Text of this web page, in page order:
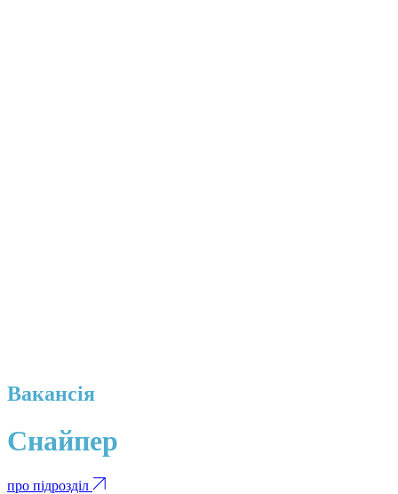
Вакансія
Снайпер
про підрозділ